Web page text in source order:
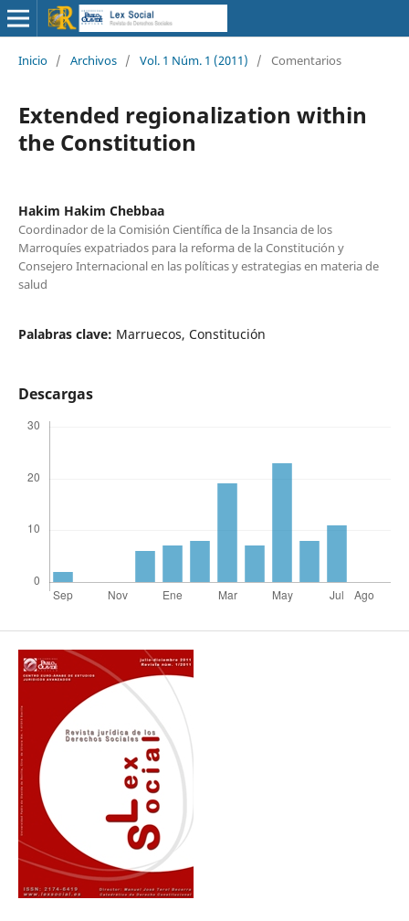
Inicio / Archivos / Vol. 1 Núm. 1 (2011) / Comentarios
Extended regionalization within
the Constitution
Hakim Hakim Chebbaa
Coordinador de la Comisión Científica de la Insancia de los
Marroquíes expatriados para la reforma de la Constitución y
Consejero Internacional en las políticas y estrategias en materia de
salud
Palabras clave: Marruecos, Constitución
Descargas